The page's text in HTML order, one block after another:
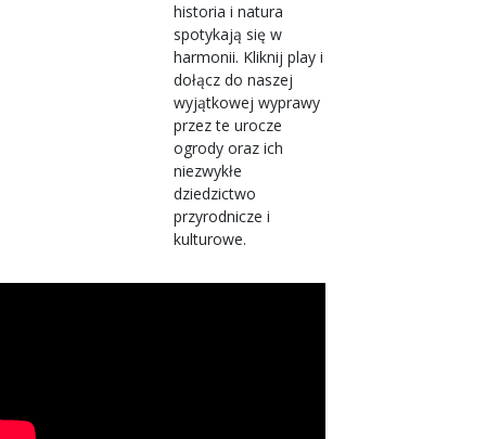
historia i natura
spotykają się w
harmonii. Kliknij play i
dołącz do naszej
wyjątkowej wyprawy
przez te urocze
ogrody oraz ich
niezwykłe
dziedzictwo
przyrodnicze i
kulturowe.